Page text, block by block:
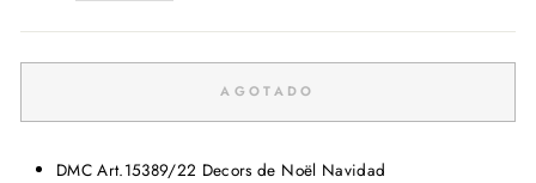
AGOTADO
DMC Art.15389/22 Decors de Noël Navidad